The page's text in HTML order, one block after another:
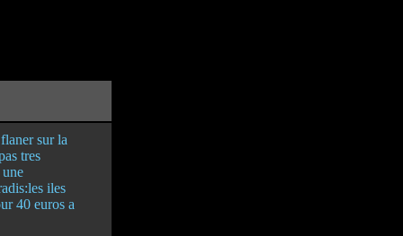
sur la
tres
iles
40 euros a